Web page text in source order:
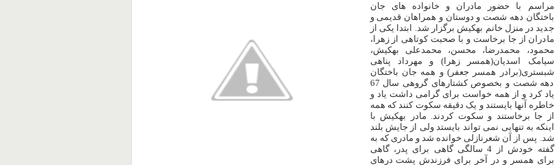
مراسم با حضور مادران و خانواده های جان
باختگان دهه شصت و دوستان و همراهان قدیمی و
جدید در منزل خانم بهکیش برگزار شد. ابتدا یکی از
مادران از جا برخاست و با صحبت کوتاهی از زهرا،
محمود، محمدرضا، محسن، محمدعلی بهکیش،
سیامک اسدیان(همسر زهرا) و مهرداد پناهی
شبستری(برادر همسر جعفر) و همه جان باختگان
دهه شصت و بخصوص کشتارهای گروهی سال 67
یاد کرد و از همه خواست برای گرامی داشت یاد و
خاطره آنها بایستند و یک دقیقه سکوت کنند که همه
از جا برخاستند و سکوت کردند. مادر بهکیش با
اینکه به تنهایی نمی تواند بایستد ولی از جایش بلند
شد. پس از آن شعرنازلی خوانده شد و مادری که به
گفته خودش از 4 سالگی گاهی برای پدر، گاهی
برای همسر و در آخر برای فرزندش پشت درهای